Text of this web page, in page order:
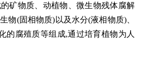
矿物质、动植物、微生物残体腐解
物(固相物质)以及水分(液相物质)、
的腐殖质等组成,通过培育植物为人